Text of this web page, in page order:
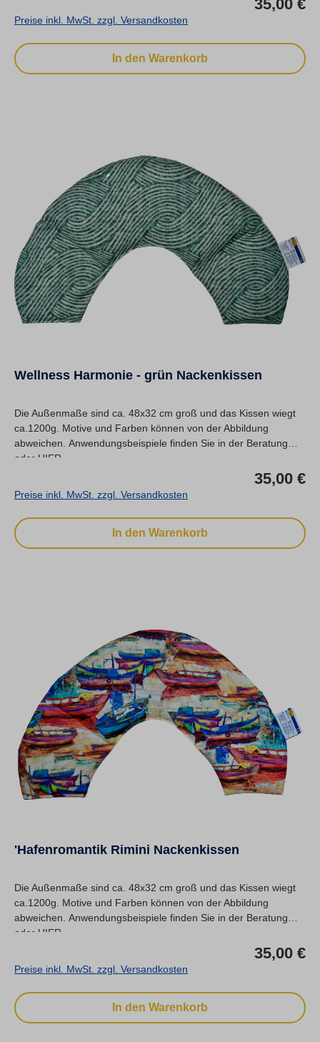
35,00 €
Preise inkl. MwSt. zzgl. Versandkosten
In den Warenkorb
Wellness Harmonie - grün Nackenkissen
Die Außenmaße sind ca. 48x32 cm groß und das Kissen wiegt
ca.1200g. Motive und Farben können von der Abbildung
abweichen. Anwendungsbeispiele finden Sie in der Beratung
oder HIER.
35,00 €
Preise inkl. MwSt. zzgl. Versandkosten
In den Warenkorb
'Hafenromantik Rimini Nackenkissen
Die Außenmaße sind ca. 48x32 cm groß und das Kissen wiegt
ca.1200g. Motive und Farben können von der Abbildung
abweichen. Anwendungsbeispiele finden Sie in der Beratung
oder HIER.
35,00 €
Preise inkl. MwSt. zzgl. Versandkosten
In den Warenkorb